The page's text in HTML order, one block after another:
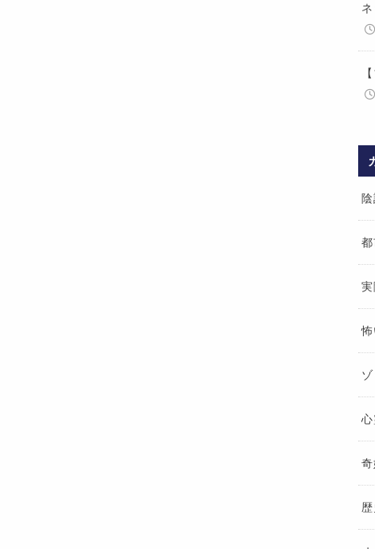
都
実
怖
心
奇